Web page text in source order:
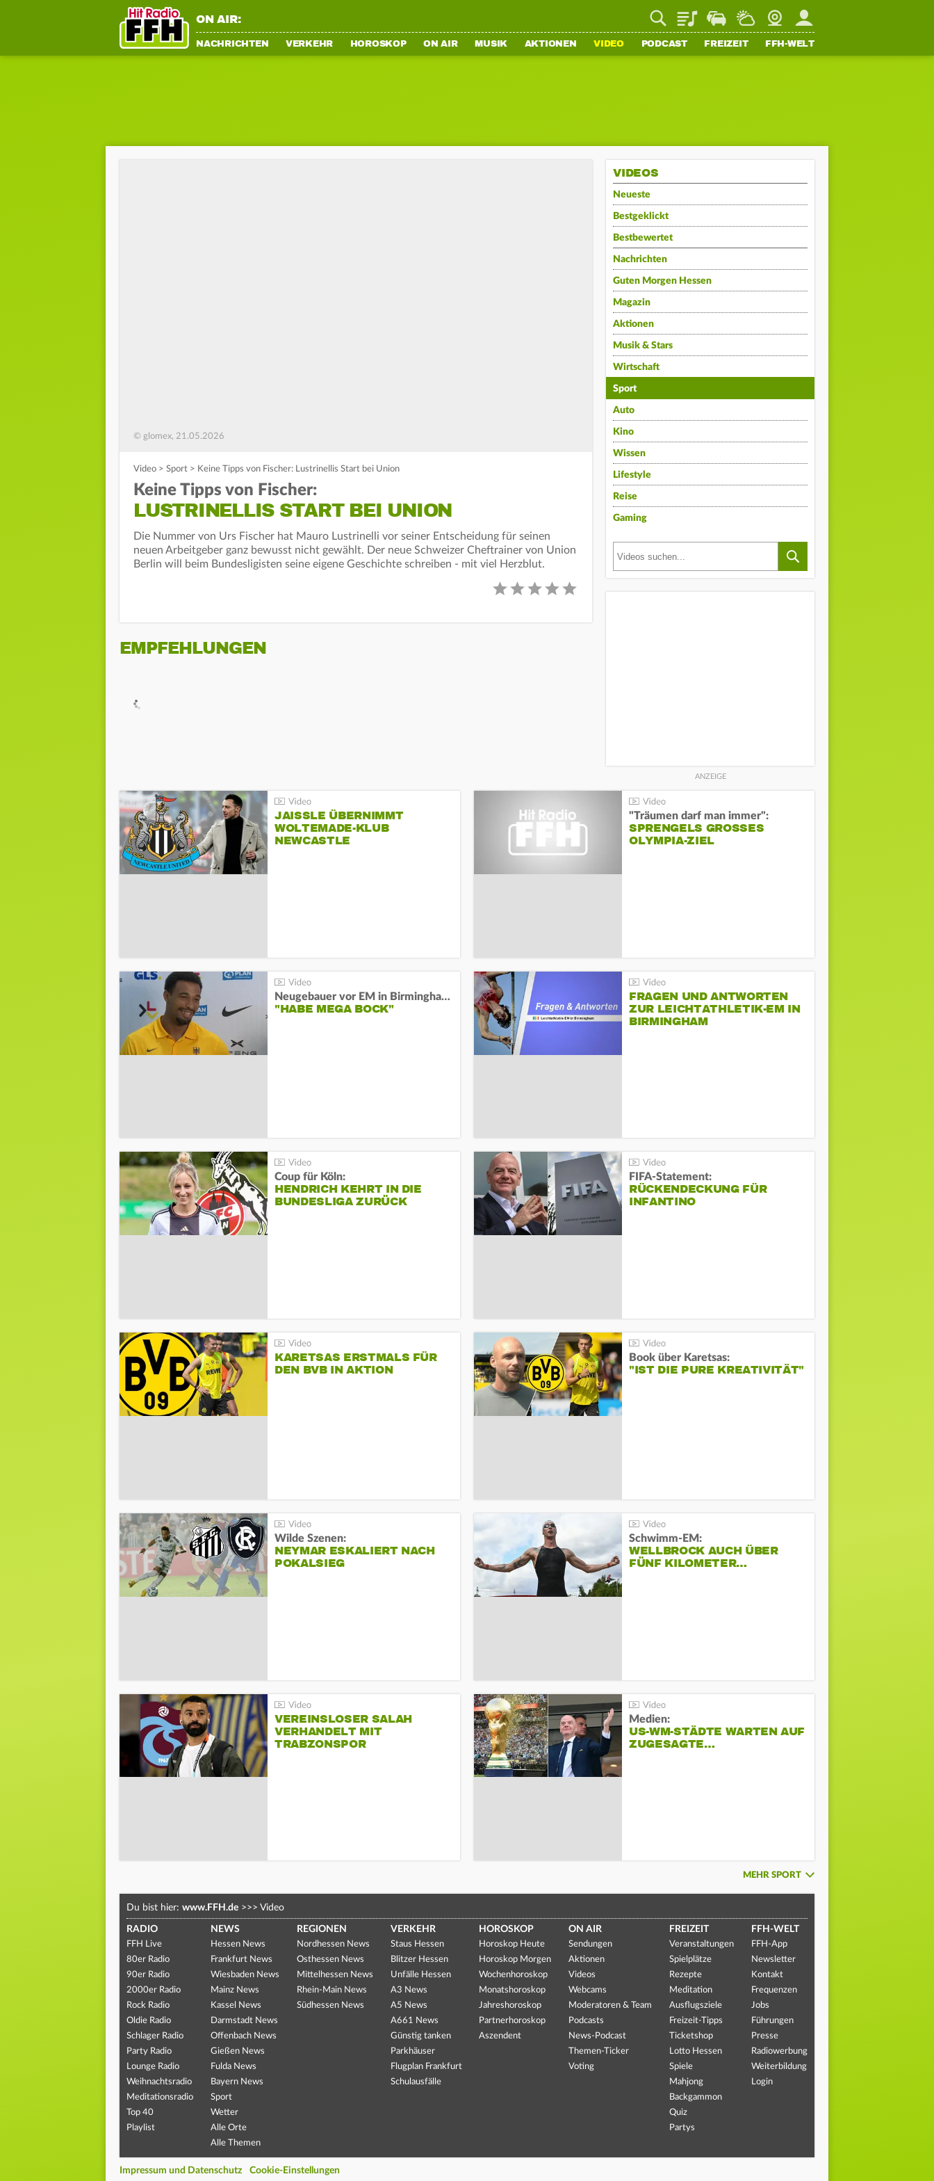
ON AIR: PlaylistStaupilotWetterWebcamMein FFH
NACHRICHTEN VERKEHR HOROSKOP ON AIR MUSIK AKTIONEN VIDEO PODCAST FREIZEIT FFH-WELT
© glomex, 21.05.2026
Video > Sport > Keine Tipps von Fischer: Lustrinellis Start bei Union
Keine Tipps von Fischer:
LUSTRINELLIS START BEI UNION
Die Nummer von Urs Fischer hat Mauro Lustrinelli vor seiner Entscheidung für seinen
neuen Arbeitgeber ganz bewusst nicht gewählt. Der neue Schweizer Cheftrainer von Union
Berlin will beim Bundesligisten seine eigene Geschichte schreiben - mit viel Herzblut.
EMPFEHLUNGEN
VIDEOS
Neueste
Bestgeklickt
Bestbewertet
Nachrichten
Guten Morgen Hessen
Magazin
Aktionen
Musik & Stars
Wirtschaft
Sport
Auto
Kino
Wissen
Lifestyle
Reise
Gaming
JAISSLE ÜBERNIMMT
WOLTEMADE-KLUB
NEWCASTLE
"Träumen darf man immer":
SPRENGELS GROSSES O
LYMPIA-ZIEL
Neugebauer vor EM in Birmingham:
"HABE MEGA BOCK"
FRAGEN UND ANTWORTEN
ZUR LEICHTATHLETIK-EM IN
BIRMINGHAM
Coup für Köln:
HENDRICH KEHRT IN DIE
BUNDESLIGA ZURÜCK
FIFA-Statement:
RÜCKENDECKUNG FÜR
INFANTINO
KARETSAS ERSTMALS FÜR
DEN BVB IN AKTION
Book über Karetsas:
"IST DIE PURE KREATIVITÄT"
Wilde Szenen:
NEYMAR ESKALIERT NACH
POKALSIEG
Schwimm-EM:
WELLBROCK AUCH ÜBER
FÜNF KILOMETER…
VEREINSLOSER SALAH
VERHANDELT MIT
TRABZONSPOR
Medien:
US-WM-STÄDTE WARTEN AUF
ZUGESAGTE…
MEHR SPORT
Du bist hier: www.FFH.de >>> Video
RADIO
FFH Live
80er Radio
90er Radio
2000er Radio
Rock Radio
Oldie Radio
Schlager Radio
Party Radio
Lounge Radio
Weihnachtsradio
Meditationsradio
Top 40
Playlist
NEWS
Hessen News
Frankfurt News
Wiesbaden News
Mainz News
Kassel News
Darmstadt News
Offenbach News
Gießen News
Fulda News
Bayern News
Sport
Wetter
Alle Orte
Alle Themen
REGIONEN
Nordhessen News
Osthessen News
Mittelhessen News
Rhein-Main News
Südhessen News
VERKEHR
Staus Hessen
Blitzer Hessen
Unfälle Hessen
A3 News
A5 News
A661 News
Günstig tanken
Parkhäuser
Flugplan Frankfurt
Schulausfälle
HOROSKOP
Horoskop Heute
Horoskop Morgen
Wochenhoroskop
Monatshoroskop
Jahreshoroskop
Partnerhoroskop
Aszendent
ON AIR
Sendungen
Aktionen
Videos
Webcams
Moderatoren & Team
Podcasts
News-Podcast
Themen-Ticker
Voting
FREIZEIT
Veranstaltungen
Spielplätze
Rezepte
Meditation
Ausflugsziele
Freizeit-Tipps
Ticketshop
Lotto Hessen
Spiele
Mahjong
Backgammon
Quiz
Partys
FFH-WELT
FFH-App
Newsletter
Kontakt
Frequenzen
Jobs
Führungen
Presse
Radiowerbung
Weiterbildung
Login
Impressum und Datenschutz Cookie-Einstellungen